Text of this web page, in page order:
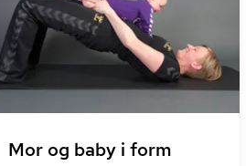
Mor og baby i form